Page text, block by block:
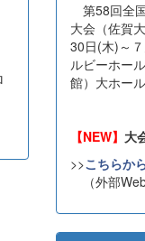
第58回全
大会（佐賀
30日(木)～
ルビーホー
館）大ホー
【NEW】 大
>>こちらか
（外部